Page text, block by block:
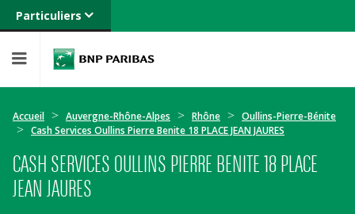
Particuliers
Banque privée
Entreprises
Accueil Auvergne-Rhône-Alpes Rhône
Oullins-Pierre-Bénite
Cash Services Oullins Pierre Benite 18 PLACE JEAN JAURES
CASH SERVICES OULLINS PIERRE BENITE 18 PLACE
JEAN JAURES